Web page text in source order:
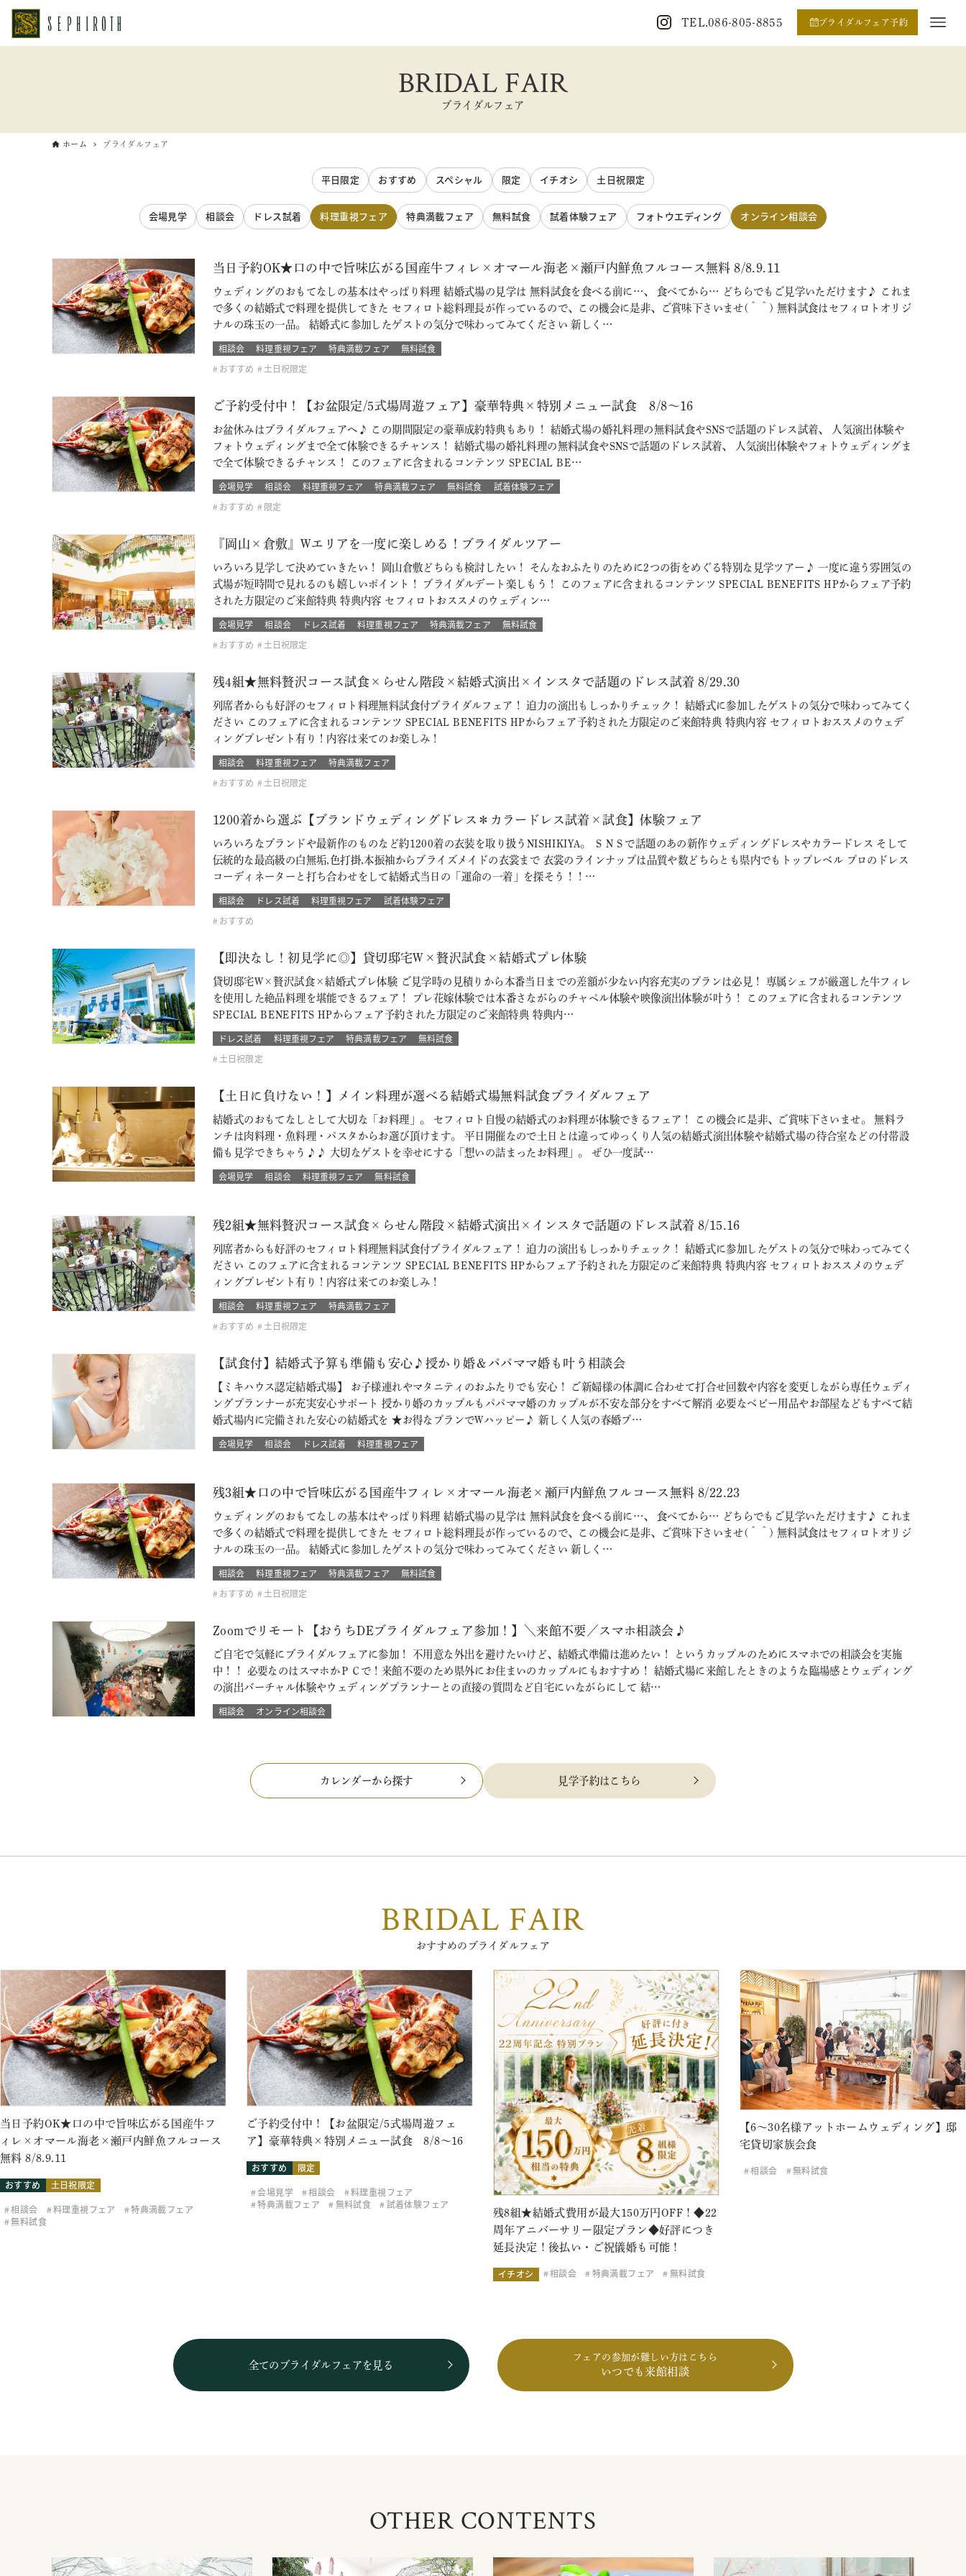
TEL.086-805-8855 ブライダルフェア予約
BRIDAL FAIR
ブライダルフェア
ホーム ブライダルフェア
平日限定 おすすめ スペシャル 限定 イチオシ 土日祝限定
会場見学 相談会 ドレス試着 料理重視フェア 特典満載フェア 無料試食 試着体験フェア フォトウエディング オンライン相談会
当日予約OK★口の中で旨味広がる国産牛フィレ×オマール海老×瀬戸内鮮魚フルコース無料 8/8.9.11
ウェディングのおもてなしの基本はやっぱり料理 結婚式場の見学は 無料試食を食べる前に…、 食べてから… どちらでもご見学いただけます♪ これま
で多くの結婚式で料理を提供してきた セフィロト総料理長が作っているので、この機会に是非、ご賞味下さいませ(＾＾) 無料試食はセフィロトオリジ
ナルの珠玉の一品。 結婚式に参加したゲストの気分で味わってみてください 新しく…
相談会 料理重視フェア 特典満載フェア
無料試食
おすすめ
土日祝限定
ご予約受付中！【お盆限定/5式場周遊フェア】豪華特典×特別メニュー試食 8/8～16
お盆休みはブライダルフェアへ♪ この期間限定の豪華成約特典もあり！ 結婚式場の婚礼料理の無料試食やSNSで話題のドレス試着、 人気演出体験や
フォトウェディングまで全て体験できるチャンス！ 結婚式場の婚礼料理の無料試食やSNSで話題のドレス試着、 人気演出体験やフォトウェディングま
で全て体験できるチャンス！ このフェアに含まれるコンテンツ SPECIAL BE…
会場見学 相談会 料理重視フェア 特典満載フェア 無料試食
試着体験フェア
おすすめ
限定
『岡山×倉敷』Wエリアを一度に楽しめる！ブライダルツアー
いろいろ見学して決めていきたい！ 岡山倉敷どちらも検討したい！ そんなおふたりのために2つの街をめぐる特別な見学ツアー♪ 一度に違う雰囲気の
式場が短時間で見れるのも嬉しいポイント！ ブライダルデート楽しもう！ このフェアに含まれるコンテンツ SPECIAL BENEFITS HPからフェア予約
された方限定のご来館特典 特典内容 セフィロトおススメのウェディン…
会場見学 相談会 ドレス試着 料理重視フェア 特典満載フェア
無料試食
おすすめ
土日祝限定
残4組★無料贅沢コース試食×らせん階段×結婚式演出×インスタで話題のドレス試着 8/29.30
列席者からも好評のセフィロト料理無料試食付ブライダルフェア！ 迫力の演出もしっかりチェック！ 結婚式に参加したゲストの気分で味わってみてく
ださい このフェアに含まれるコンテンツ SPECIAL BENEFITS HPからフェア予約された方限定のご来館特典 特典内容 セフィロトおススメのウェデ
ィングプレゼント有り！内容は来てのお楽しみ！
相談会 料理重視フェア
特典満載フェア
おすすめ
土日祝限定
1200着から選ぶ【ブランドウェディングドレス＊カラードレス試着×試食】体験フェア
いろいろなブランドや最新作のものなど約1200着の衣装を取り扱うNISHIKIYA。 ＳＮＳで話題のあの新作ウェディングドレスやカラードレス そして
伝統的な最高級の白無垢,色打掛,本振袖からブライズメイドの衣裳まで 衣裳のラインナップは品質や数どちらとも県内でもトップレベル プロのドレス
コーディネーターと打ち合わせをして結婚式当日の「運命の一着」を探そう！！…
相談会 ドレス試着 料理重視フェア
試着体験フェア
おすすめ
【即決なし！初見学に◎】貸切邸宅W×贅沢試食×結婚式プレ体験
貸切邸宅W×贅沢試食×結婚式プレ体験 ご見学時の見積りから本番当日までの差額が少ない内容充実のプランは必見！ 専属シェフが厳選した牛フィレ
を使用した絶品料理を堪能できるフェア！ プレ花嫁体験では本番さながらのチャペル体験や映像演出体験が叶う！ このフェアに含まれるコンテンツ
SPECIAL BENEFITS HPからフェア予約された方限定のご来館特典 特典内…
ドレス試着 料理重視フェア 特典満載フェア
無料試食
土日祝限定
【土日に負けない！】メイン料理が選べる結婚式場無料試食ブライダルフェア
結婚式のおもてなしとして大切な「お料理」。 セフィロト自慢の結婚式のお料理が体験できるフェア！ この機会に是非、ご賞味下さいませ。 無料ラ
ンチは肉料理・魚料理・パスタからお選び頂けます。 平日開催なので土日とは違ってゆっくり人気の結婚式演出体験や結婚式場の待合室などの付帯設
備も見学できちゃう♪♪ 大切なゲストを幸せにする「想いの詰まったお料理」。 ぜひ一度試…
会場見学 相談会 料理重視フェア 無料試食
残2組★無料贅沢コース試食×らせん階段×結婚式演出×インスタで話題のドレス試着 8/15.16
列席者からも好評のセフィロト料理無料試食付ブライダルフェア！ 迫力の演出もしっかりチェック！ 結婚式に参加したゲストの気分で味わってみてく
ださい このフェアに含まれるコンテンツ SPECIAL BENEFITS HPからフェア予約された方限定のご来館特典 特典内容 セフィロトおススメのウェデ
ィングプレゼント有り！内容は来てのお楽しみ！
相談会 料理重視フェア
特典満載フェア
おすすめ
土日祝限定
【試食付】結婚式予算も準備も安心♪授かり婚＆パパママ婚も叶う相談会
【ミキハウス認定結婚式場】 お子様連れやマタニティのおふたりでも安心！ ご新婦様の体調に合わせて打合せ回数や内容を変更しながら専任ウェディ
ングプランナーが充実安心サポート 授かり婚のカップルもパパママ婚のカップルが不安な部分をすべて解消 必要なベビー用品やお部屋などもすべて結
婚式場内に完備された安心の結婚式を ★お得なプランでWハッピー♪ 新しく人気の春婚プ…
会場見学 相談会 ドレス試着 料理重視フェア
残3組★口の中で旨味広がる国産牛フィレ×オマール海老×瀬戸内鮮魚フルコース無料 8/22.23
ウェディングのおもてなしの基本はやっぱり料理 結婚式場の見学は 無料試食を食べる前に…、 食べてから… どちらでもご見学いただけます♪ これま
で多くの結婚式で料理を提供してきた セフィロト総料理長が作っているので、この機会に是非、ご賞味下さいませ(＾＾) 無料試食はセフィロトオリジ
ナルの珠玉の一品。 結婚式に参加したゲストの気分で味わってみてください 新しく…
相談会 料理重視フェア 特典満載フェア
無料試食
おすすめ
土日祝限定
Zoomでリモート【おうちDEブライダルフェア参加！】＼来館不要／スマホ相談会♪
ご自宅で気軽にブライダルフェアに参加！ 不用意な外出を避けたいけど、結婚式準備は進めたい！ というカップルのためにスマホでの相談会を実施
中！！ 必要なのはスマホかＰＣで！来館不要のため県外にお住まいのカップルにもおすすめ！ 結婚式場に来館したときのような臨場感とウェディング
の演出バーチャル体験やウェディングプランナーとの直接の質問など自宅にいながらにして 結…
相談会 オンライン相談会
カレンダーから探す 見学予約はこちら
BRIDAL FAIR
おすすめのブライダルフェア
当日予約OK★口の中で旨味広がる国産牛フ
ィレ×オマール海老×瀬戸内鮮魚フルコース
無料 8/8.9.11
おすすめ
土日祝限定
相談会
料理重視フェア
特典満載フェア
無料試食
ご予約受付中！【お盆限定/5式場周遊フェ
ア】豪華特典×特別メニュー試食 8/8～16
おすすめ
限定
会場見学
相談会
料理重視フェア
特典満載フェア
無料試食 試着体験フェア
残8組★結婚式費用が最大150万円OFF！◆22
周年アニバーサリー限定プラン◆好評につき
延長決定！後払い・ご祝儀婚も可能！
イチオシ 相談会 特典満載フェア 無料試食
【6～30名様アットホームウェディング】邸
宅貸切家族会食
相談会 無料試食
全てのブライダルフェアを見る
フェアの参加が難しい方はこちら
いつでも来館相談
OTHER CONTENTS